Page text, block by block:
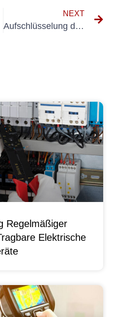
NEXT
Aufschlüsselung der Kosten für UVV-Prüfungen für Bagger
Regelmäßiger
Elektrische